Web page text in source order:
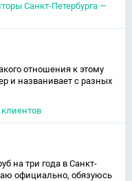
Санкт-Петербурга —
отношения к этому
и названивает с разных
на три года в Санкт-
официально, обязуюсь